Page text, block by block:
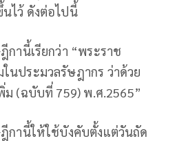
ไว้ ดังต่อไปนี้
กานี้เรียกว่า “พระราช
นประมวลรัษฎากร ว่าด้วย
ม (ฉบับที่ 759) พ.ศ.2565”
กานี้ให้ใช้บังคับตั้งแต่วันถัด